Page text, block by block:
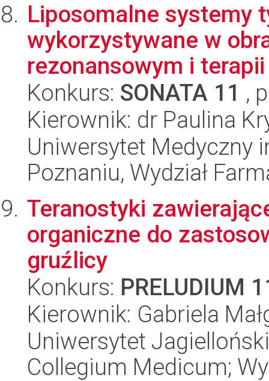
Liposomalne systemy
wykorzystywane w
rezonansowym i
Konkurs: SONATA 11 ,
Kierownik: dr Paulina
Uniwersytet Medyczny
Poznaniu, Wydział
Teranostyki
organiczne do
gruźlicy
Konkurs: PRELUDIUM
Kierownik: Gabriela
Uniwersytet
Collegium Medicum;